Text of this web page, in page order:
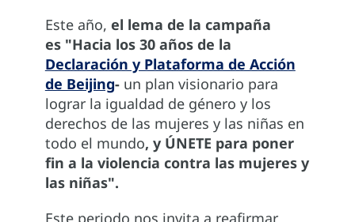
Este año, el lema de la campaña
es "Hacia los 30 años de la
Declaración y Plataforma de Acción
de Beijing- un plan visionario para
lograr la igualdad de género y los
derechos de las mujeres y las niñas en
todo el mundo, y ÚNETE para poner
fin a la violencia contra las mujeres y
las niñas".